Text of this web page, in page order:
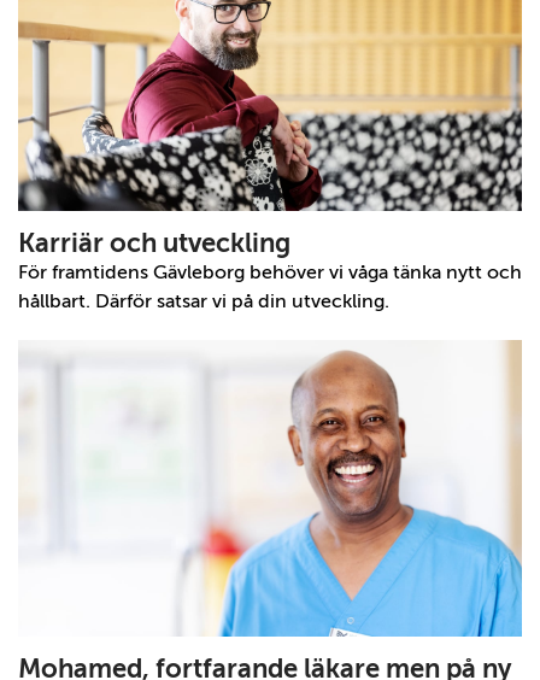
Karriär och utveckling
För framtidens Gävleborg behöver vi våga tänka nytt och
hållbart. Därför satsar vi på din utveckling.
Mohamed, fortfarande läkare men på ny